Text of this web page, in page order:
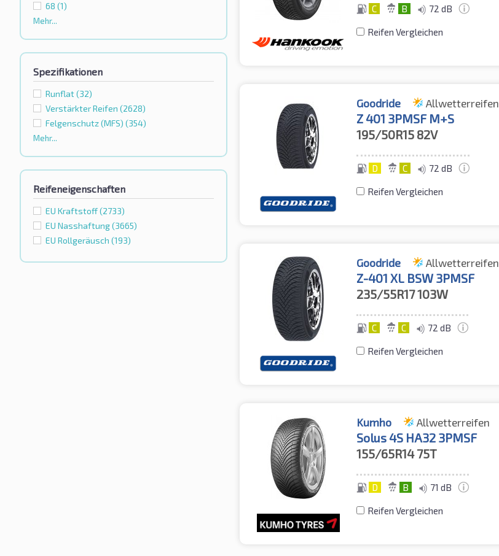
68 (1)
Mehr...
Spezifikationen
Runflat(32)
Verstärkter Reifen (2628)
Felgenschutz (MFS) (354)
Mehr...
Reifeneigenschaften
EU Kraftstoff(2733)
EU Nasshaftung(3665)
EU Rollgeräusch (193)
C B 72 dB
Reifen Vergleichen
Goodride Allwetterreifen
Z 401 3PMSF M+S
195/50R15 82V
D C 72 dB
Reifen Vergleichen
Goodride Allwetterreifen
Z-401 XL BSW 3PMSF
235/55R17103W
C C 72 dB
Reifen Vergleichen
Kumho Allwetterreifen
Solus 4S HA32 3PMSF
155/65R1475T
D B 71 dB
Reifen Vergleichen